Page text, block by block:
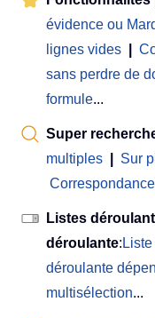
évidence ou
lignes vides
sans perdre de
formule...
Super
multiples
Sur
Listes
déroulante:
déroulante
multisélection...